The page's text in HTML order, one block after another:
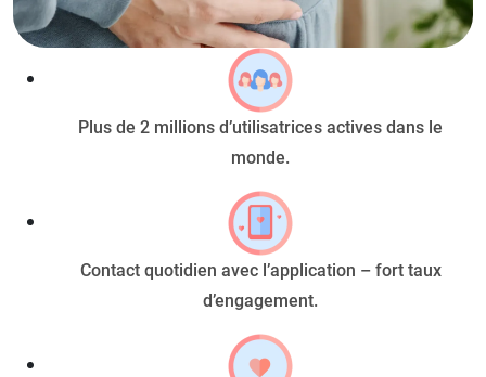
Plus de 2 millions d’utilisatrices actives dans le
monde.
Contact quotidien avec l’application – fort taux
d’engagement.